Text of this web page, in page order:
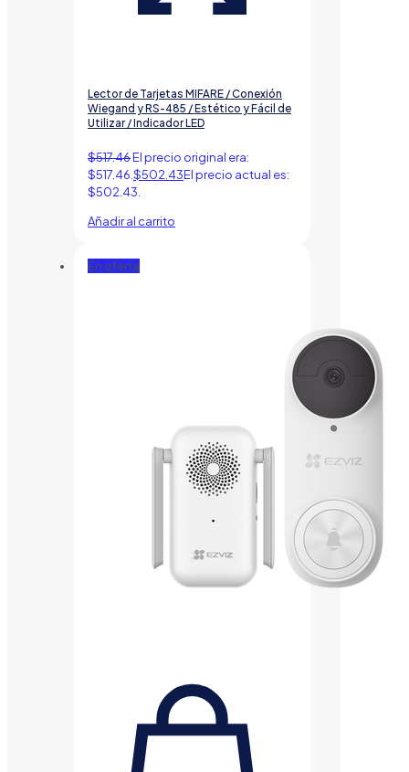
Lector de Tarjetas MIFARE / Conexión
Wiegand y RS-485 / Estético y Fácil de
Utilizar / Indicador LED
$517.46El precio original era:
$517.46. $502.43El precio actual es:
$502.43.
Añadir al carrito
En oferta